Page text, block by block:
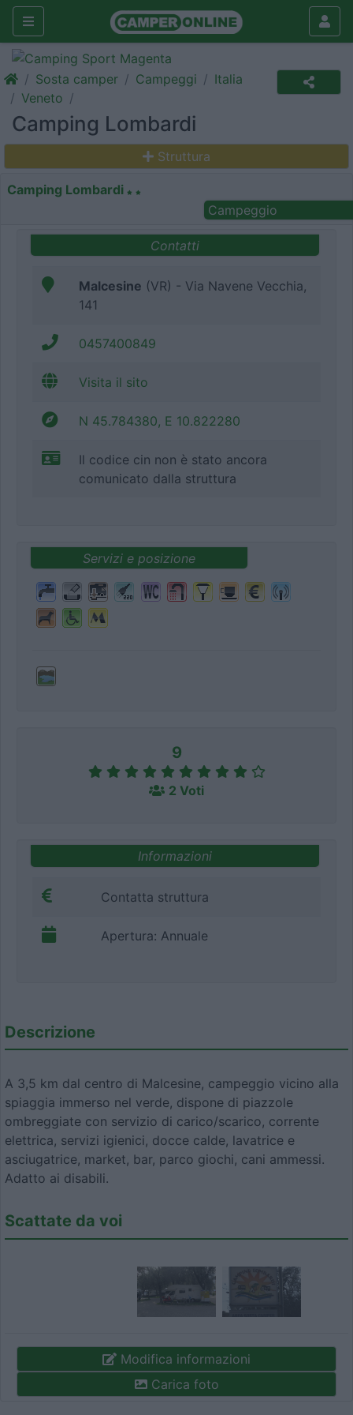
Sosta camper Campeggi
Italia
Veneto
Camping Lombardi
Struttura
Camping Lombardi
Campeggio
Contatti
Malcesine (VR) - Via Navene Vecchia,
141
0457400849
Visita il sito
N 45.784380, E 10.822280
Il codice cin non è stato ancora
comunicato dalla struttura
Servizi e posizione
9
2 Voti
Informazioni
Contatta struttura
Apertura: Annuale
Descrizione
A 3,5 km dal centro di Malcesine, campeggio vicino alla
spiaggia immerso nel verde, dispone di piazzole
ombreggiate con servizio di carico/scarico, corrente
elettrica, servizi igienici, docce calde, lavatrice e
asciugatrice, market, bar, parco giochi, cani ammessi.
Adatto ai disabili.
Scattate da voi
Modifica informazioni
Carica foto